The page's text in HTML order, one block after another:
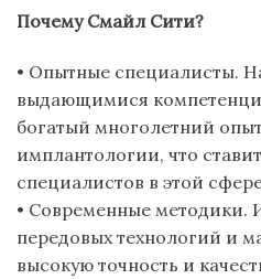
ПочемуСмайл Сити?
• Опытные специалисты.
выдающимися
богатый многолетний
имплантологии, что
специалистов в этой
• Современные методики.
передовых технологий и
высокую точность и